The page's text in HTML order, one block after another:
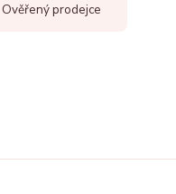
Ověřený prodejce